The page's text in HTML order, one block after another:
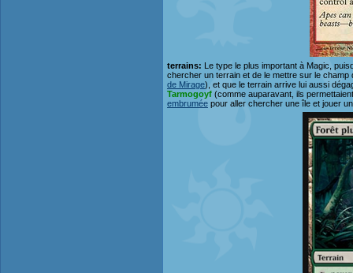
terrains: Le type le plus important à Magic,
chercher un terrain et de le mettre sur le
de Mirage), et que le terrain arrive lui aussi
Tarmogoyf (comme auparavant, ils
embrumée pour aller chercher une île et jouer